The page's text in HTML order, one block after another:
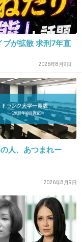
-15
が拡散 求刑7年直
2026年8月9日
人、あつまれー
2026年8月9日